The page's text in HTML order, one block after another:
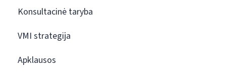
Konsultacinė taryba
VMI strategija
Apklausos